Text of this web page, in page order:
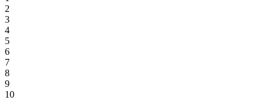
2
3
4
5
6
7
8
9
10